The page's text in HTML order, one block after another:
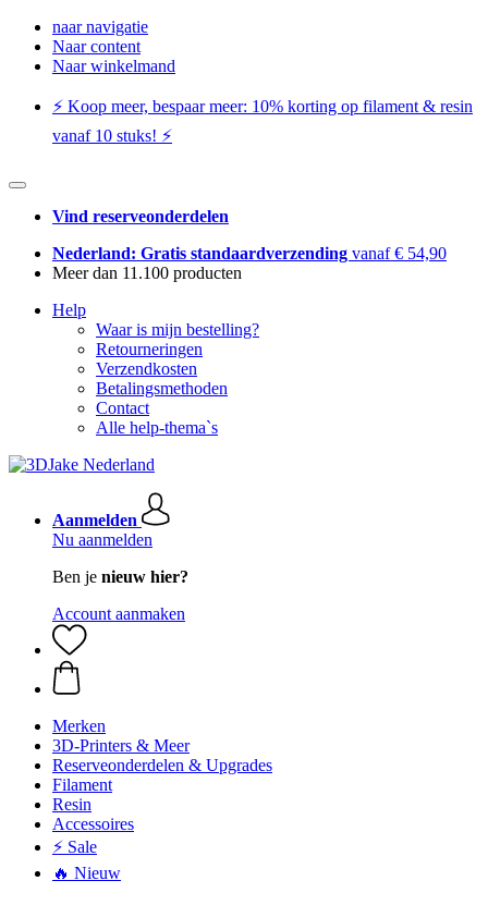
naar navigatie
Naar content
Naar winkelmand
⚡️ Koop meer, bespaar meer: ​​10% korting op filament & resin
vanaf 10 stuks! ⚡️
Vind reserveonderdelen
Nederland: Gratis standaardverzending vanaf € 54,90
Meer dan 11.100 producten
Help
Waar is mijn bestelling?
Retourneringen
Verzendkosten
Betalingsmethoden
Contact
Alle help-thema`s
Aanmelden
Nu aanmelden
Ben je nieuw hier?
Account aanmaken
Merken
3D-Printers & Meer
Reserveonderdelen & Upgrades
Filament
Resin
Accessoires
⚡ Sale
🔥 Nieuw